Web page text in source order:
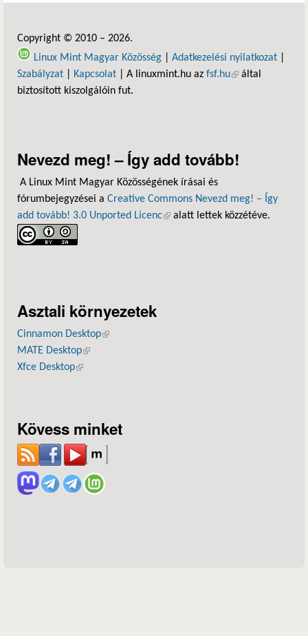
Copyright © 2010 – 2026.
Linux Mint Magyar Közösség
Adatkezelési nyilatkozat
Szabályzat
Kapcsolat | A linuxmint.hu az fsf.hu(külső hivatkozás)
által
biztosított kiszolgálóin fut.
Nevezd meg! – Így add tovább!
A Linux Mint Magyar Közösségének írásai és
fórumbejegyzései a Creative Commons Nevezd meg! – Így
add tovább! 3.0 Unported Licenc(külső hivatkozás)
alatt lettek közzétéve.
Asztali környezetek
Cinnamon Desktop(külső hivatkozás)
MATE Desktop(külső hivatkozás)
Xfce Desktop(külső hivatkozás)
Kövess minket